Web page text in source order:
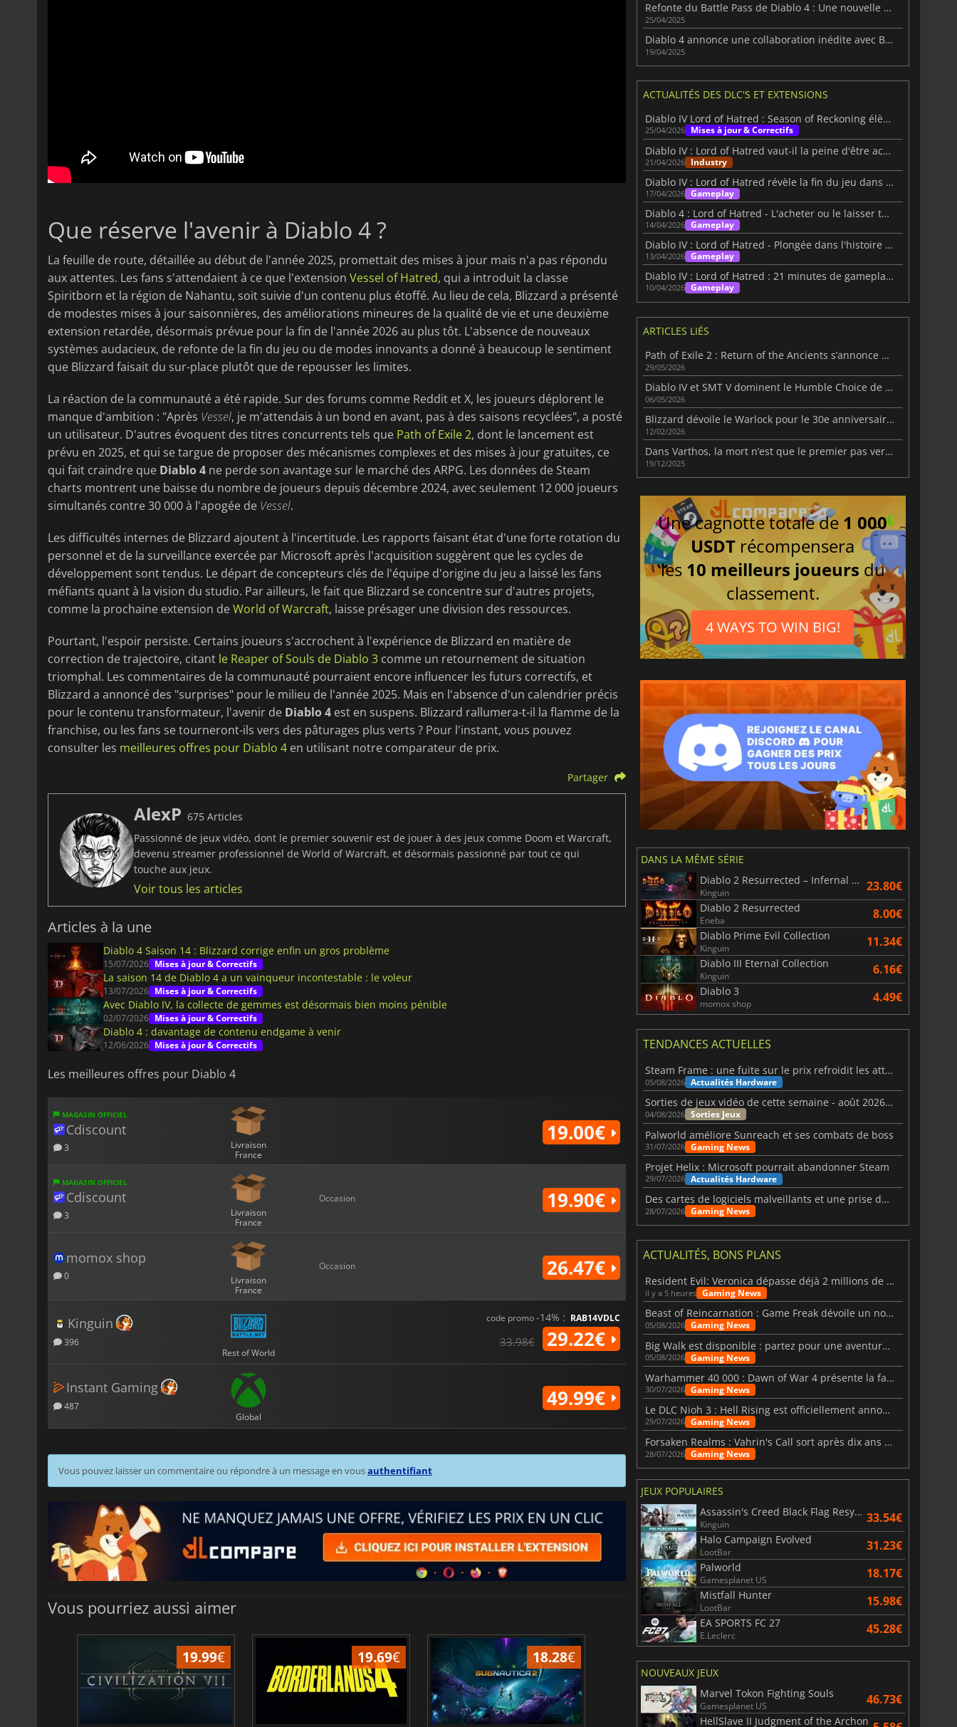
Que réserve l'avenir à Diablo 4 ?
La feuille de route, détaillée au début de l'année 2025, promettait des mises à jour mais n'a pas répondu
aux attentes. Les fans s'attendaient à ce que l'extension Vessel of Hatred, qui a introduit la classe
Spiritborn et la région de Nahantu, soit suivie d'un contenu plus étoffé. Au lieu de cela, Blizzard a présenté
de modestes mises à jour saisonnières, des améliorations mineures de la qualité de vie et une deuxième
extension retardée, désormais prévue pour la fin de l'année 2026 au plus tôt. L'absence de nouveaux
systèmes audacieux, de refonte de la fin du jeu ou de modes innovants a donné à beaucoup le sentiment
que Blizzard faisait du sur-place plutôt que de repousser les limites.
La réaction de la communauté a été rapide. Sur des forums comme Reddit et X, les joueurs déplorent le
manque d'ambition : "Après Vessel, je m'attendais à un bond en avant, pas à des saisons recyclées", a posté
un utilisateur. D'autres évoquent des titres concurrents tels que Path of Exile 2, dont le lancement est
prévu en 2025, et qui se targue de proposer des mécanismes complexes et des mises à jour gratuites, ce
qui fait craindre que Diablo 4 ne perde son avantage sur le marché des ARPG. Les données de Steam
charts montrent une baisse du nombre de joueurs depuis décembre 2024, avec seulement 12 000 joueurs
simultanés contre 30 000 à l'apogée de Vessel.
Les difficultés internes de Blizzard ajoutent à l'incertitude. Les rapports faisant état d'une forte rotation du
personnel et de la surveillance exercée par Microsoft après l'acquisition suggèrent que les cycles de
développement sont tendus. Le départ de concepteurs clés de l'équipe d'origine du jeu a laissé les fans
méfiants quant à la vision du studio. Par ailleurs, le fait que Blizzard se concentre sur d'autres projets,
comme la prochaine extension deWorld of Warcraft, laisse présager une division des ressources.
Pourtant, l'espoir persiste. Certains joueurs s'accrochent à l'expérience de Blizzard en matière de
correction de trajectoire, citant le Reaper of Souls de Diablo 3 comme un retournement de situation
triomphal. Les commentaires de la communauté pourraient encore influencer les futurs correctifs, et
Blizzard a annoncé des "surprises" pour le milieu de l'année 2025. Mais en l'absence d'un calendrier précis
pour le contenu transformateur, l'avenir de Diablo 4 est en suspens. Blizzard rallumera-t-il la flamme de la
franchise, ou les fans se tourneront-ils vers des pâturages plus verts ? Pour l'instant, vous pouvez
consulter les meilleures offres pour Diablo 4 en utilisant notre comparateur de prix.
Partager
AlexP 675 Articles
Passionné de jeux vidéo, dont le premier souvenir est de jouer à des jeux comme Doom et Warcraft,
devenu streamer professionnel de World of Warcraft, et désormais passionné par tout ce qui
touche aux jeux.
Voir tous les articles
Articles à la une
Diablo 4 Saison 14 : Blizzard corrige enfin un gros problème
15/07/2026 Mises à jour & Correctifs
La saison 14 de Diablo 4 a un vainqueur incontestable : le voleur
13/07/2026 Mises à jour & Correctifs
Avec Diablo IV, la collecte de gemmes est désormais bien moins pénible
02/07/2026 Mises à jour & Correctifs
Diablo 4 : davantage de contenu endgame à venir
12/06/2026 Mises à jour & Correctifs
Les meilleures offres pour Diablo 4
MAGASIN OFFICIEL
Cdiscount
3
Livraison
France
19.00€
MAGASIN OFFICIEL
Cdiscount
3
Livraison
France
Occasion 19.90€
momox shop
0
Livraison
France
Occasion 26.47€
Kinguin
396
Rest of World
code promo-14% : RAB14VDLC
33.98€ 29.22€
Instant Gaming
487
Global
49.99€
Vous pouvez laisser un commentaire ou répondre à un message en vousauthentifiant
Vous pourriez aussi aimer
19.99€ 19.69€ 18.28€ 24.24€ 23.58
Refonte du Battle Pass de Diablo 4 : Une nouvelle ère de choix en Saison 8
25/04/2025
Diablo 4 annonce une collaboration inédite avec Berserk
19/04/2025
ACTUALITÉS DES DLC'S ET EXTENSIONS
Diablo IV Lord of Hatred : Season of Reckoning élève l'expérience
25/04/2026 Mises à jour & Correctifs
Diablo IV : Lord of Hatred vaut-il la peine d'être acheté après la critique d'IGN ?
21/04/2026 Industry
Diablo IV : Lord of Hatred révèle la fin du jeu dans une nouvelle vidéo IGN First
17/04/2026 Gameplay
Diablo 4 : Lord of Hatred - L'acheter ou le laisser tomber ?
14/04/2026 Gameplay
Diablo IV : Lord of Hatred - Plongée dans l'histoire intérieure
13/04/2026 Gameplay
Diablo IV : Lord of Hatred : 21 minutes de gameplay à Skovos
10/04/2026 Gameplay
ARTICLES LIÉS
Path of Exile 2 : Return of the Ancients s’annonce massif
29/05/2026
Diablo IV et SMT V dominent le Humble Choice de mai 2026
06/05/2026
Blizzard dévoile le Warlock pour le 30e anniversaire de Diablo
12/02/2026
Dans Varthos, la mort n’est que le premier pas vers le trône
19/12/2025
Une cagnotte totale de 1 000
USDT récompensera
les 10 meilleurs joueurs du
classement.
4 WAYS TO WIN BIG!
DANS LA MÊME SÉRIE
Diablo 2 Resurrected – Infernal Edition
Kinguin 23.80€
Diablo 2 Resurrected
Eneba 8.00€
Diablo Prime Evil Collection
Kinguin 11.34€
Diablo III Eternal Collection
Kinguin 6.16€
Diablo 3
momox shop 4.49€
TENDANCES ACTUELLES
Steam Frame : une fuite sur le prix refroidit les attentes VR
05/08/2026 Actualités Hardware
Sorties de jeux vidéo de cette semaine - août 2026 (semaine 32)
04/08/2026 Sorties Jeux
Palworld améliore Sunreach et ses combats de boss
31/07/2026 Gaming News
Projet Helix : Microsoft pourrait abandonner Steam
29/07/2026 Actualités Hardware
Des cartes de logiciels malveillants et une prise de contrôle de Discord ont touché Meccha Chameleon
28/07/2026 Gaming News
ACTUALITÉS, BONS PLANS
Resident Evil: Veronica dépasse déjà 2 millions de wishlists
il y a 5 heures Gaming News
Beast of Reincarnation : Game Freak dévoile un nouveau pari
05/08/2026 Gaming News
Big Walk est disponible : partez pour une aventure entre amis
05/08/2026 Gaming News
Warhammer 40 000 : Dawn of War 4 présente la faction des Nécrons
30/07/2026 Gaming News
Le DLC Nioh 3 : Hell Rising est officiellement annoncé
29/07/2026 Gaming News
Forsaken Realms : Vahrin's Call sort après dix ans de développement
28/07/2026 Gaming News
JEUX POPULAIRES
Assassin's Creed Black Flag Resynced
Kinguin 33.54€
Halo Campaign Evolved
LootBar 31.23€
Palworld
Gamesplanet US 18.17€
Mistfall Hunter
LootBar 15.98€
EA SPORTS FC 27
E.Leclerc 45.28€
NOUVEAUX JEUX
Marvel Tokon Fighting Souls
Gamesplanet US 46.73€
HellSlave II Judgment of the Archon